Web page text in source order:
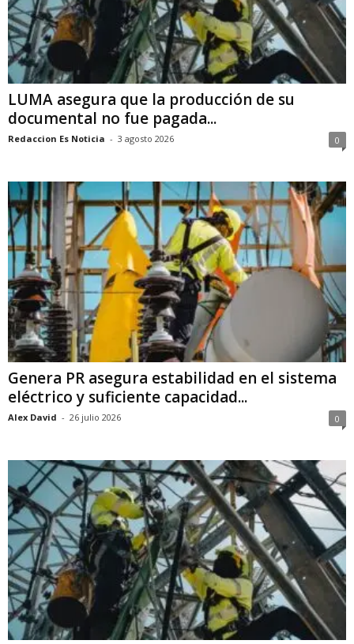
LUMA asegura que la producción de su
documental no fue pagada...
Redaccion Es Noticia - 3 agosto 2026 0
Genera PR asegura estabilidad en el sistema
eléctrico y suficiente capacidad...
Alex David - 26 julio 2026 0